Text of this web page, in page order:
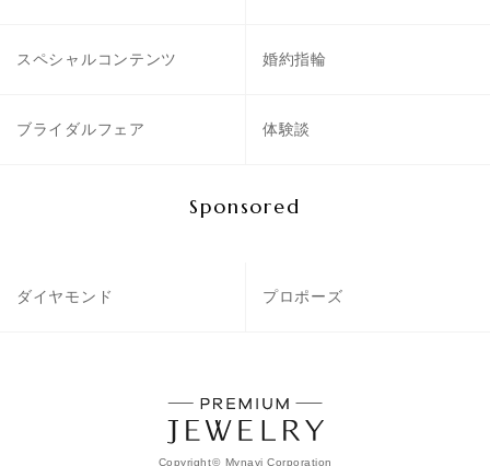
スペシャルコンテンツ 婚約指輪
ブライダルフェア 体験談
Sponsored
ダイヤモンド プロポーズ
Copyright© Mynavi Corporation